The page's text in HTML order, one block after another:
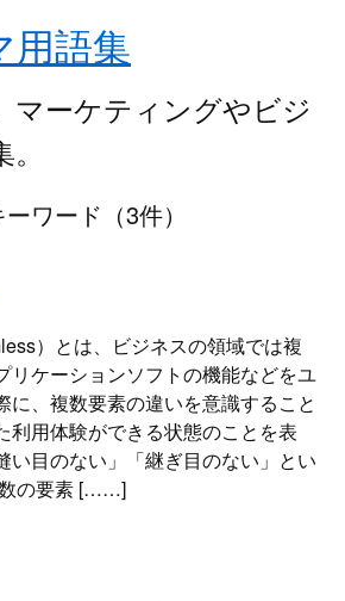
マーケティングやビジ
ワード（3件）
）とは、ビジネスの領域では複
リケーションソフトの機能などをユ
に、複数要素の違いを意識すること
利用体験ができる状態のことを表
い目のない」「継ぎ目のない」とい
数の要素 [……]